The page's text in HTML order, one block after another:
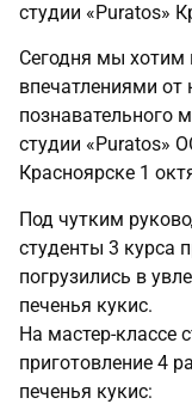
студии «Puratos»
Сегодня мы хотим
впечатлениями от
познавательного
студии «Puratos»
Красноярске 1
Под чутким
студенты 3 курса
погрузились в
печенья кукис.
На мастер-классе
приготовление 4
печенья кукис: